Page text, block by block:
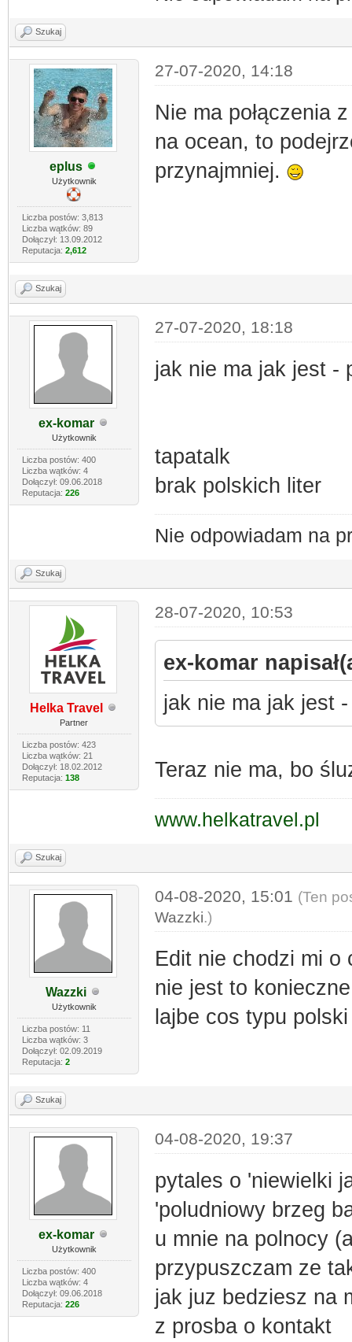
Szukaj
eplus
Użytkownik
Liczba postów: 3,813
Liczba wątków: 89
Dołączył: 13.09.2012
Reputacja: 2,612
27-07-2020, 14:18
Nie ma połączenia
na ocean, to
przynajmniej.
Szukaj
ex-komar
Użytkownik
Liczba postów: 400
Liczba wątków: 4
Dołączył: 09.06.2018
Reputacja: 226
27-07-2020, 18:18
jak nie ma jak jest
tapatalk
brak polskich liter
Nie odpowiadam na
Szukaj
Helka Travel
Partner
Liczba postów: 423
Liczba wątków: 21
Dołączył: 18.02.2012
Reputacja: 138
28-07-2020, 10:53
ex-komar
jak nie ma jak jest
Teraz nie ma, bo
www.helkatravel.pl
Szukaj
Wazzki
Użytkownik
Liczba postów: 11
Liczba wątków: 3
Dołączył: 02.09.2019
Reputacja: 2
04-08-2020, 15:01 (Ten
Wazzki.)
Edit nie chodzi mi o
nie jest to
lajbe cos typu
Szukaj
ex-komar
Użytkownik
Liczba postów: 400
Liczba wątków: 4
Dołączył: 09.06.2018
Reputacja: 226
04-08-2020, 19:37
pytales o 'niewielki
'poludniowy brzeg
u mnie na polnocy
przypuszczam ze
jak juz bedziesz na
z prosba o kontakt